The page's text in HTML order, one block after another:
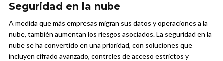
Seguridad en la nube
A medida que más empresas migran sus datos y operaciones a la
nube, también aumentan los riesgos asociados. La seguridad en la
nube se ha convertido en una prioridad, con soluciones que
incluyen cifrado avanzado, controles de acceso estrictos y